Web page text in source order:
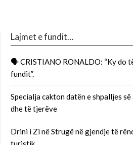
Lajmet e fundit…
🗣 CRISTIANO RONALDO: “Ky do
fundit”.
Specialja cakton datën e shpalljes
dhe të tjerëve
Drini i Zi në Strugë në gjendje të